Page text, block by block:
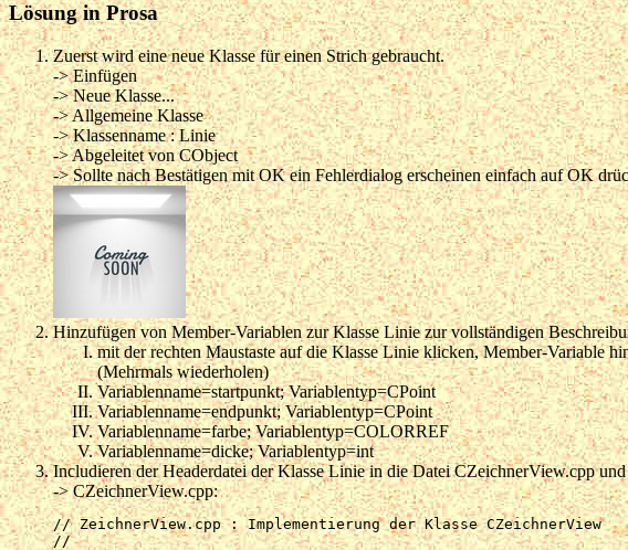
Lösung in Prosa
Zuerst wird eine neue Klasse für einen Strich gebraucht.
-> Einfügen
-> Neue Klasse...
-> Allgemeine Klasse
-> Klassenname : Linie
-> Abgeleitet von CObject
-> Sollte nach Bestätigen mit OK ein Fehlerdialog erscheinen einfach auf OK
Hinzufügen von Member-Variablen zur Klasse Linie zur vollständigen
mit der rechten Maustaste auf die Klasse Linie klicken, Member-Variable
(Mehrmals wiederholen)
Variablenname=startpunkt; Variablentyp=CPoint
Variablenname=endpunkt; Variablentyp=CPoint
Variablenname=farbe; Variablentyp=COLORREF
Variablenname=dicke; Variablentyp=int
Includieren der Headerdatei der Klasse Linie in die Datei CZeichnerView.cpp
-> CZeichnerView.cpp:
// ZeichnerView.cpp : Implementierung der Klasse CZeichnerView
//